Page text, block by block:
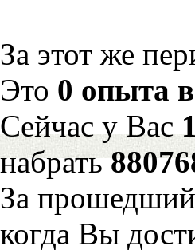
За этот же
Это 0 опыта
Сейчас у Вас
набрать
За
когда Вы